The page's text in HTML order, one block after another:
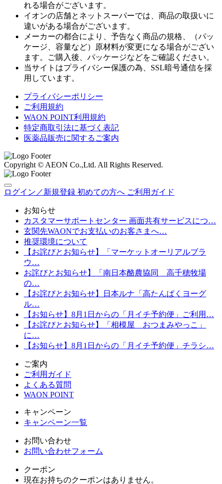
れる場合がございます。
イオンの店舗とネットスーパーでは、商品の取扱いに
違いがある場合がございます。
メーカーの都合により、予告なく商品の規格、（パッ
ケージ、容量など）原材料が変更になる場合がござい
ます。ご購入後、パッケージなどをご確認ください。
当サイトはプライバシー保護の為、SSL暗号通信を採
用しています。
プライバシーポリシー
ご利用規約
WAON POINT利用規約
特定商取引法に基づく表記
医薬品販売に関するご案内
Copyright © AEON Co.,Ltd. All Rights Reserved.
ログイン／新規登録 初めての方へ ご利用ガイド
お知らせ
カスタマーサポートセンター 画面共有サービスにつ…
玄関先WAONでお支払いのお客さまへ…
推奨環境について
【お詫びとお知らせ】「マーケットオーリアルブラ
ウ…
お詫びとお知らせ】「南日本酪農協同 高千穂牧場
の…
【お詫びとお知らせ】日本ルナ「高たんぱくヨーグ
ル…
【お知らせ】8月1日からの「月イチ予約便」ご利用…
【お詫びとお知らせ】「相模屋 おつまみやっこ」
に…
【お知らせ】8月1日からの「月イチ予約便」チラシ…
ご案内
ご利用ガイド
よくある質問
WAON POINT
キャンペーン
キャンペーン一覧
お問い合わせ
お問い合わせフォーム
クーポン
現在お持ちのクーポンはありません。